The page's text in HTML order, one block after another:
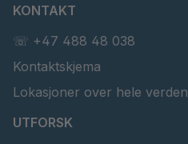
KONTAKT
☏ +47 488 48 038
Kontaktskjema
Lokasjoner over hele verden
UTFORSK